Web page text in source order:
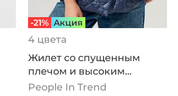
-21% Aкция
4 цвета
Жилет со спущенным
плечом и высоким
воротом, темно-синий
People In Trend